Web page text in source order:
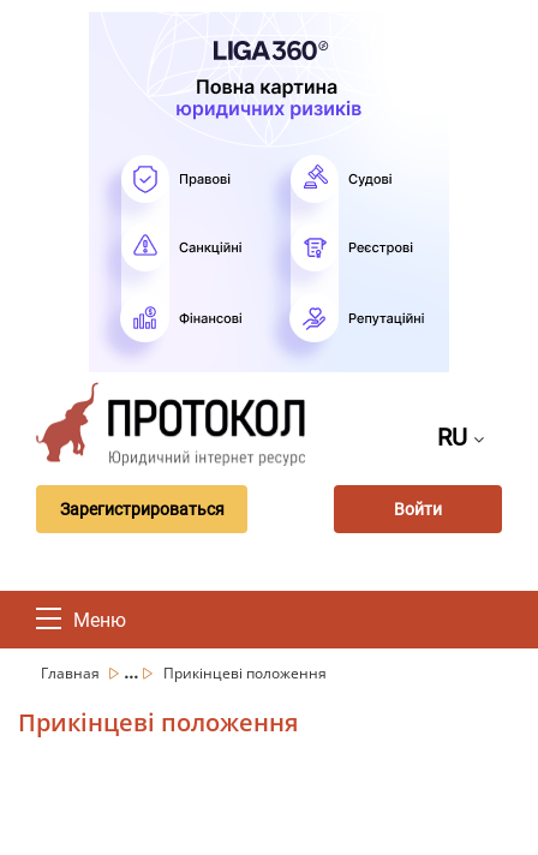
RU
Зарегистрироваться Войти
Меню
Главная ... Прикінцеві положення
Прикінцеві положення